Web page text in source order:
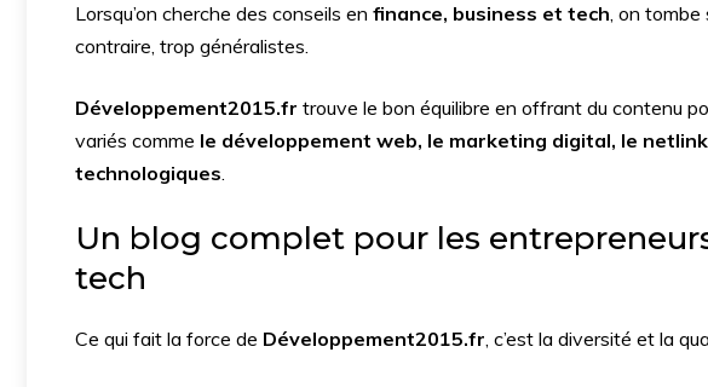
Lorsqu’on cherche des conseils en finance, business et tech, on tombe
contraire, trop généralistes.
Développement2015.fr trouve le bon équilibre en offrant du contenu
variés comme le développement web, le marketing digital, le
technologiques.
Un blog complet pour les
tech
Ce qui fait la force de Développement2015.fr, c’est la diversité et la